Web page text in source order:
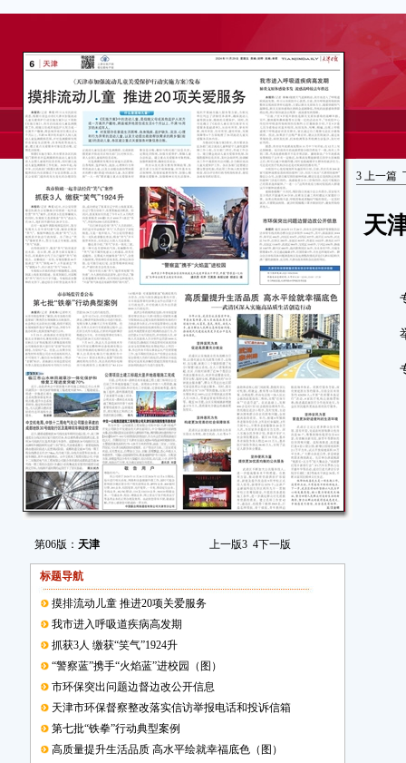
第06版： 天津 上一版3 4下一版
标题导航
摸排流动儿童 推进20项关爱服务
我市进入呼吸道疾病高发期
抓获3人 缴获“笑气”1924升
“警察蓝”携手“火焰蓝”进校园（图）
市环保突出问题边督边改公开信息
天津市环保督察整改落实信访举报电话和投诉信箱
第七批“铁拳”行动典型案例
高质量提升生活品质 高水平绘就幸福底色（图）
3 上一篇
天
专
举
专